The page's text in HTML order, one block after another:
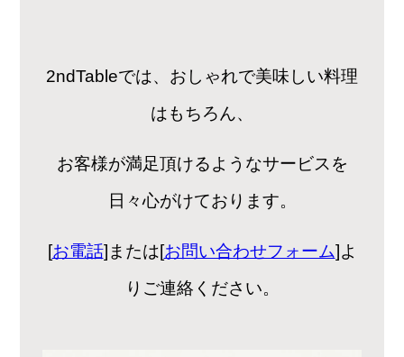
2ndTableでは、おしゃれで美味しい料理
はもちろん、
お客様が満足頂けるようなサービスを
日々心がけております。
[お電話]または[お問い合わせフォーム]よ
りご連絡ください。